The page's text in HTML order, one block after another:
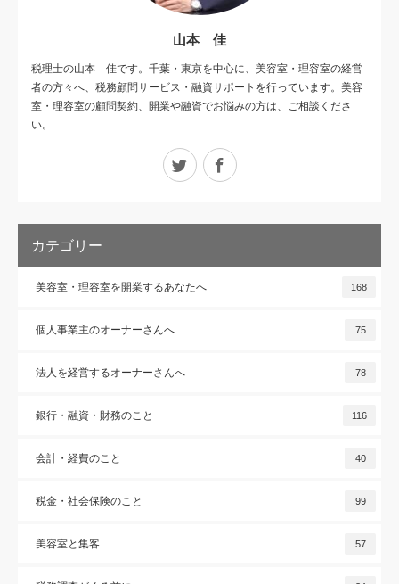
山本 佳
税理士の山本 佳です。千葉・東京を中心に、美容室・理容室の経営
者の方々へ、税務顧問サービス・融資サポートを行っています。美容
室・理容室の顧問契約、開業や融資でお悩みの方は、ご相談くださ
い。
Twitter Facebook
カテゴリー
美容室・理容室を開業するあなたへ 168
個人事業主のオーナーさんへ 75
法人を経営するオーナーさんへ 78
銀行・融資・財務のこと 116
会計・経費のこと 40
税金・社会保険のこと 99
美容室と集客 57